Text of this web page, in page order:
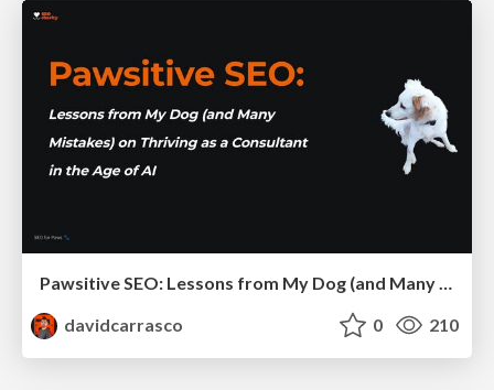
Pawsitive SEO: Lessons from My Dog (and Many Mistakes) on Thriving as a Consultant in the Age of AI
davidcarrasco
0 210